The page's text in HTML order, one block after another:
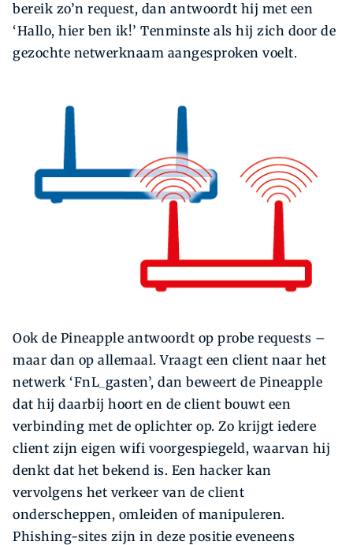
bereik zo’n request, dan antwoordt hij met een
‘Hallo, hier ben ik!’ Tenminste als hij zich door de
gezochte netwerknaam aangesproken voelt.
Ook de Pineapple antwoordt op probe requests –
maar dan op allemaal. Vraagt een client naar het
netwerk ‘FnL_gasten’, dan beweert de Pineapple
dat hij daarbij hoort en de client bouwt een
verbinding met de oplichter op. Zo krijgt iedere
client zijn eigen wifi voorgespiegeld, waarvan hij
denkt dat het bekend is. Een hacker kan
vervolgens het verkeer van de client
onderscheppen, omleiden of manipuleren.
Phishing-sites zijn in deze positie eveneens